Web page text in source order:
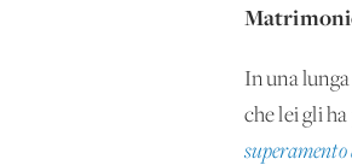
In una
che lei gli
superamento